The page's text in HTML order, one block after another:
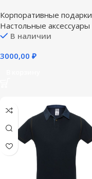
Корпоративные подарки
Настольные аксессуары
В наличии
3000,00 ₽